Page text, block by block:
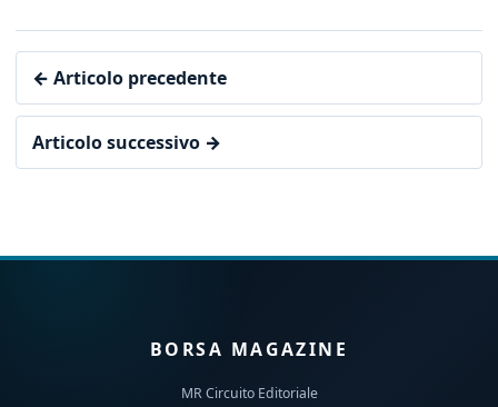
← Articolo precedente
Articolo successivo →
BORSA MAGAZINE
MR Circuito Editoriale